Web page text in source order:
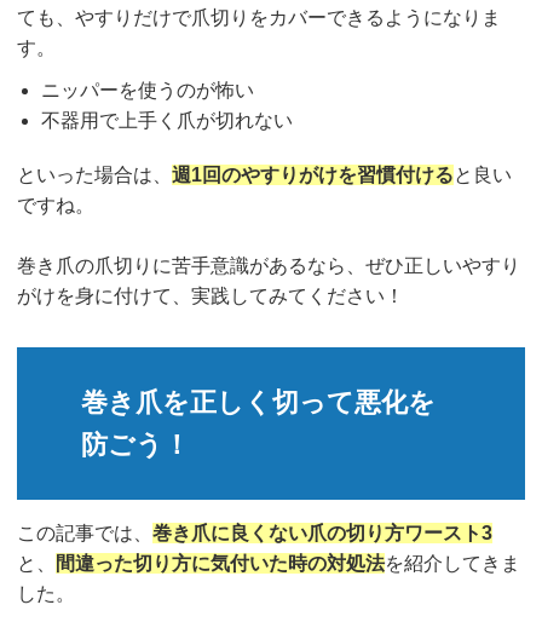
ても、やすりだけで爪切りをカバーできるようになりま
す。
ニッパーを使うのが怖い
不器用で上手く爪が切れない
といった場合は、週1回のやすりがけを習慣付けると良い
ですね。
巻き爪の爪切りに苦手意識があるなら、ぜひ正しいやすり
がけを身に付けて、実践してみてください！
巻き爪を正しく切って悪化を
防ごう！
この記事では、巻き爪に良くない爪の切り方ワースト3
と、
間違った切り方に気付いた時の対処法を紹介してきま
した。